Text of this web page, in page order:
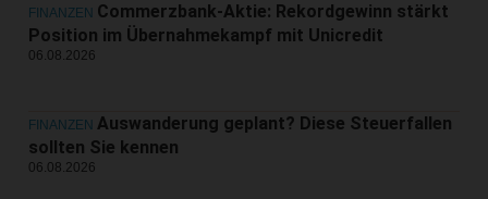
FINANZEN Commerzbank-Aktie: Rekordgewinn stärkt
Position im Übernahmekampf mit Unicredit
06.08.2026
FINANZEN Auswanderung geplant? Diese Steuerfallen
sollten Sie kennen
06.08.2026